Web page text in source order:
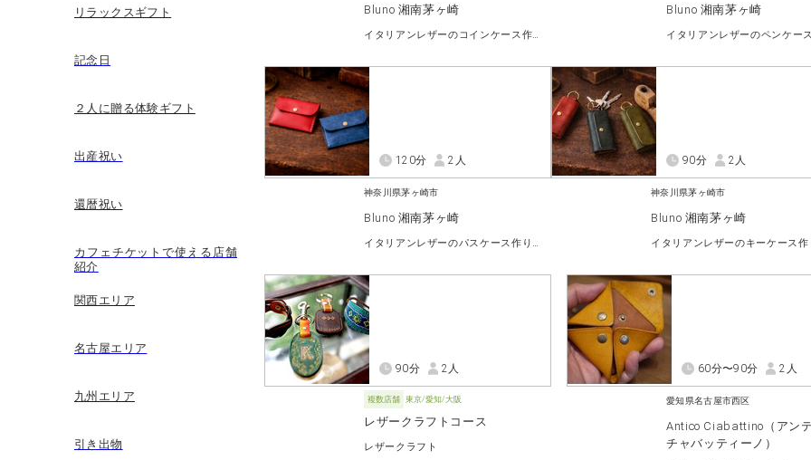
リラックスギフト
記念日
２人に贈る体験ギフト
出産祝い
還暦祝い
カフェチケットで使える店舗
紹介
関西エリア
名古屋エリア
九州エリア
引き出物
Bluno 湘南茅ヶ崎
イタリアンレザーのコインケース作りコース
Bluno 湘南茅ヶ崎
神奈川県茅ヶ崎市
Bluno 湘南茅ヶ崎
イタリアンレザーのパスケース作りコース
120分 2人
神奈川県茅ヶ崎市
Bluno 湘南茅ヶ崎
90分 2人
複数店舗 東京/愛知/大阪
レザークラフトコース
レザークラフト
90分 2人
愛知県名古屋市西区
Antico Ciabattino（アン
チャバッティーノ）
60分〜90分 2人